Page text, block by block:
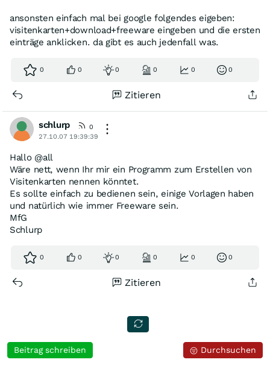
ansonsten einfach mal bei google folgendes eigeben:
visitenkarten+download+freeware eingeben und die ersten
einträge anklicken. da gibt es auch jedenfall was.
0 0 0 0 0 0
Zitieren
schlurp
0
27.10.07 19:39:39
Hallo @all
Wäre nett, wenn Ihr mir ein Programm zum Erstellen von
Visitenkarten nennen könntet.
Es sollte einfach zu bedienen sein, einige Vorlagen haben
und natürlich wie immer Freeware sein.
MfG
Schlurp
0 0 0 0 0 0
Zitieren
Durchsuchen
Beitrag schreiben